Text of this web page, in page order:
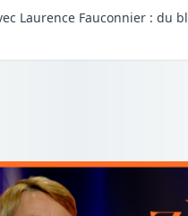
Laurence Fauconnier : du